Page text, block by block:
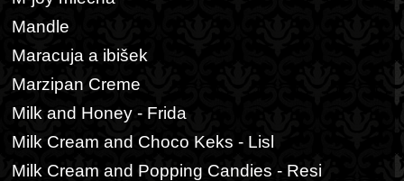
Mandle
Maracuja a ibišek
Marzipan Creme
Milk and Honey - Frida
Milk Cream and Choco Keks - Lisl
Milk Cream and Popping Candies - Resi